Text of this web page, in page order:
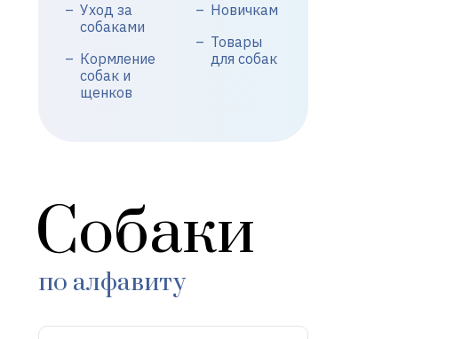
Уход за
собаками
Кормление
собак и
щенков
Новичкам
Товары
для собак
Собаки
по алфавиту